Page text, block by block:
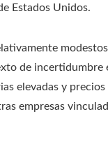
Estados Unidos.
de incertidumbre
elevadas y
empresas